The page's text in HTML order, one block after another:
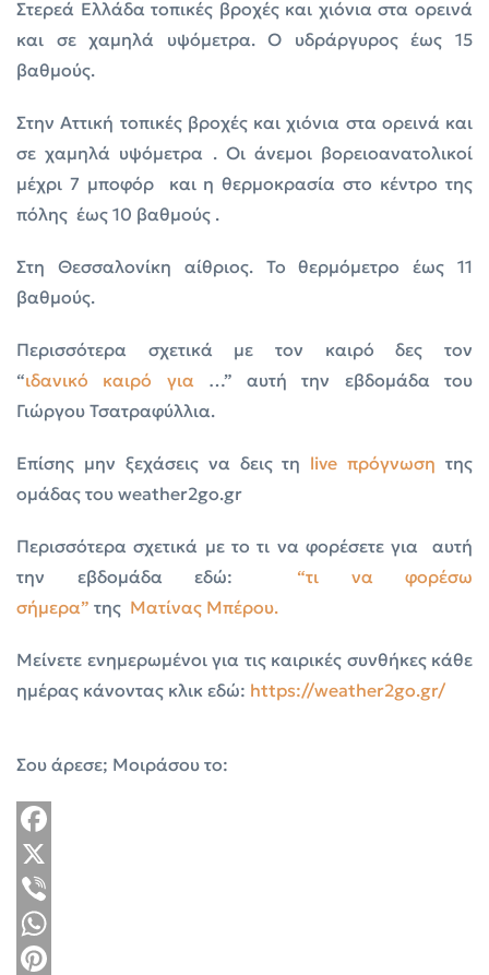
Στερεά Ελλάδα τοπικές βροχές και χιόνια στα ορεινά
και σε χαμηλά υψόμετρα. Ο υδράργυρος έως 15
βαθμούς.
Στην Αττική τοπικές βροχές και χιόνια στα ορεινά και
σε χαμηλά υψόμετρα . Οι άνεμοι βορειοανατολικοί
μέχρι 7 μποφόρ και η θερμοκρασία στο κέντρο της
πόλης έως 10 βαθμούς .
Στη Θεσσαλονίκη αίθριος. Το θερμόμετρο έως 11
βαθμούς.
Περισσότερα σχετικά με τον καιρό δες τον
“ιδανικό καιρό για…” αυτή την εβδομάδα του
Γιώργου Τσατραφύλλια.
Επίσης μην ξεχάσεις να δεις τη live πρόγνωση της
ομάδας του weather2go.gr
Περισσότερα σχετικά με το τι να φορέσετε για αυτή
την εβδομάδα εδώ: “τι να φορέσω
σήμερα” της Ματίνας Μπέρου.
Μείνετε ενημερωμένοι για τις καιρικές συνθήκες κάθε
ημέρας κάνοντας κλικ εδώ: https://weather2go.gr/
Σου άρεσε; Μοιράσου το:
Facebook
X
Viber
WhatsApp